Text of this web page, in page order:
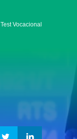
Test Vocacional